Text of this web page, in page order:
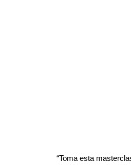
“Toma esta